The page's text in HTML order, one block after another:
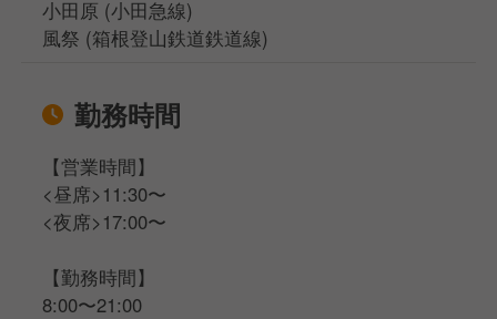
小田原 (小田急線)
風祭 (箱根登山鉄道鉄道線)
勤務時間
【営業時間】
<昼席>11:30〜
<夜席>17:00〜
【勤務時間】
8:00〜21:00